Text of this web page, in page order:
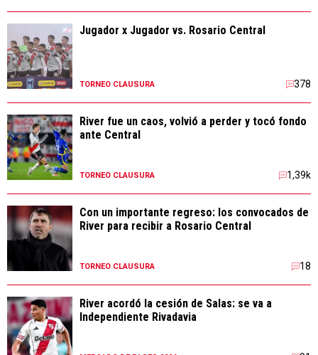
Jugador x Jugador vs. Rosario Central
TORNEO CLAUSURA 378
River fue un caos, volvió a perder y tocó fondo
ante Central
TORNEO CLAUSURA 1,39k
Con un importante regreso: los convocados de
River para recibir a Rosario Central
TORNEO CLAUSURA 18
River acordó la cesión de Salas: se va a
Independiente Rivadavia